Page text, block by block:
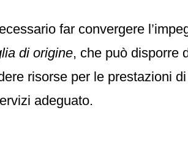
far convergere
di origine, che può disporre
risorse per le prestazioni
adeguato.